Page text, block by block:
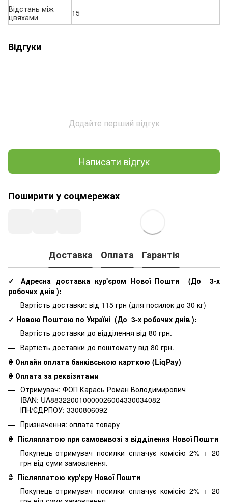
Відстань між
цвяхами
15
Відгуки
Додайте перший відгук
Написати відгук
Поширити у соцмережах
Доставка Оплата Гарантія
✓ Адресна доставка кур'єром Нової Пошти (До3-х
робочих днів ):
Вартість доставки: від 115 грн (для посилок до 30 кг)
✓ Новою Поштою по Україні (До 3-х робочих днів ):
Вартість доставки до відділення від 80 грн.
Вартість доставки до поштомату від 80 грн.
₴ Онлайн оплата банківською карткою (LiqPay)
₴ Оплата за реквізитами
Отримувач: ФОП Карась Роман Володимирович
IBAN: UA883220010000026004330034082
ІПН/ЄДРПОУ: 3300806092
Призначення: оплата товару
₴ Післяплатою при самовивозі з відділення Нової Пошти
Покупець-отримувач посилки сплачує комісію 2% + 20
грн від суми замовлення.
₴ Післяплатою кур'єру Нової Пошти
Покупець-отримувач посилки сплачує комісію 2% + 20